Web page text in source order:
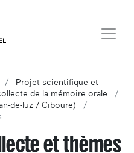
Projet scientifique et
de la mémoire orale
de-luz / Ciboure)
et thèmes